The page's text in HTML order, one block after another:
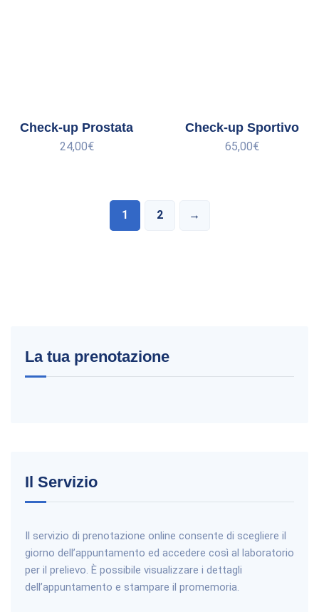
Check-up Prostata
24,00€
Check-up Sportivo
65,00€
1 2 →
La tua prenotazione
Il Servizio
Il servizio di prenotazione online consente di scegliere il
giorno dell’appuntamento ed accedere così al laboratorio
per il prelievo. È possibile visualizzare i dettagli
dell’appuntamento e stampare il promemoria.